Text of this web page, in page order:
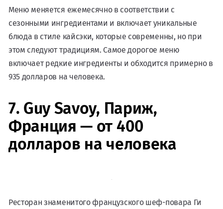
Меню меняется ежемесячно в соответствии с
сезонными ингредиентами и включает уникальные
блюда в стиле кайсэки, которые современны, но при
этом следуют традициям. Самое дорогое меню
включает редкие ингредиенты и обходится примерно в
935 долларов на человека.
7. Guy Savoy, Париж,
Франция — от 400
долларов на человека
Ресторан знаменитого французского шеф-повара Ги